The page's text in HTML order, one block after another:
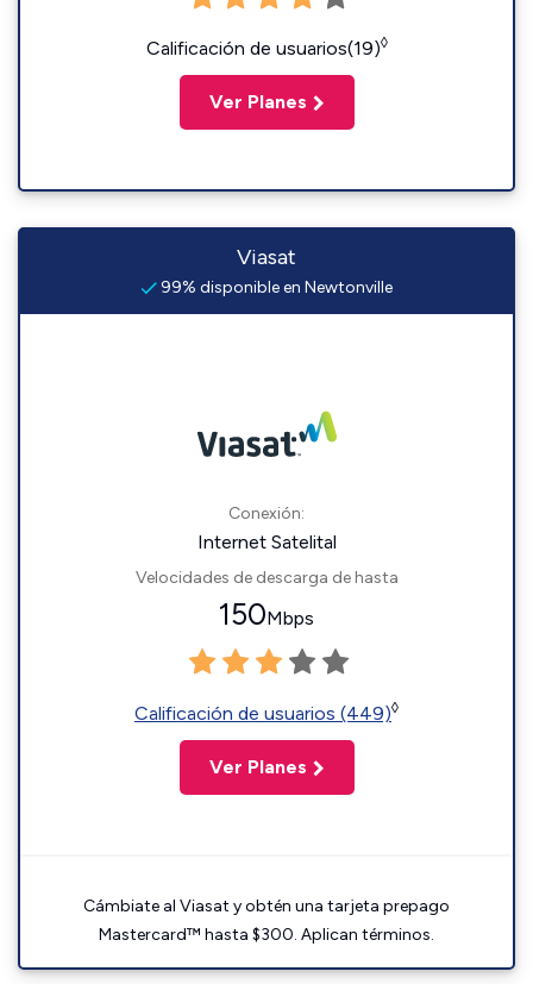
Calificación de usuarios(19)◊
Ver Planes
Viasat
99% disponible en Newtonville
Conexión:
Internet Satelital
Velocidades de descarga de hasta
150Mbps
Calificación de usuarios (449)◊
Ver Planes
Cámbiate al Viasat y obtén una tarjeta prepago
Mastercard™ hasta $300. Aplican términos.